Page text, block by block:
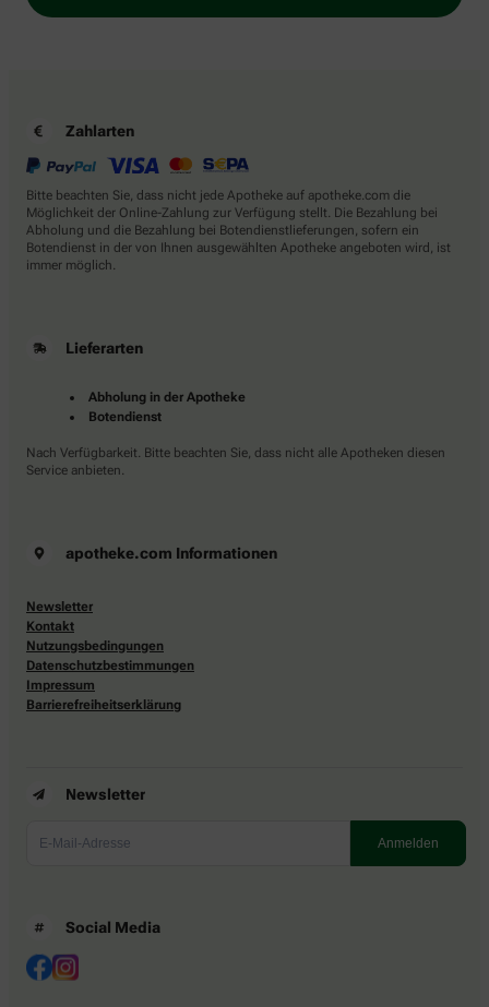
Zahlarten
Bitte beachten Sie, dass nicht jede Apotheke auf apotheke.com die
Möglichkeit der Online-Zahlung zur Verfügung stellt. Die Bezahlung bei
Abholung und die Bezahlung bei Botendienstlieferungen, sofern ein
Botendienst in der von Ihnen ausgewählten Apotheke angeboten wird, ist
immer möglich.
Lieferarten
Abholung in der Apotheke
Botendienst
Nach Verfügbarkeit. Bitte beachten Sie, dass nicht alle Apotheken diesen
Service anbieten.
apotheke.com Informationen
Newsletter
Kontakt
Nutzungsbedingungen
Datenschutzbestimmungen
Impressum
Barrierefreiheitserklärung
Newsletter
Social Media